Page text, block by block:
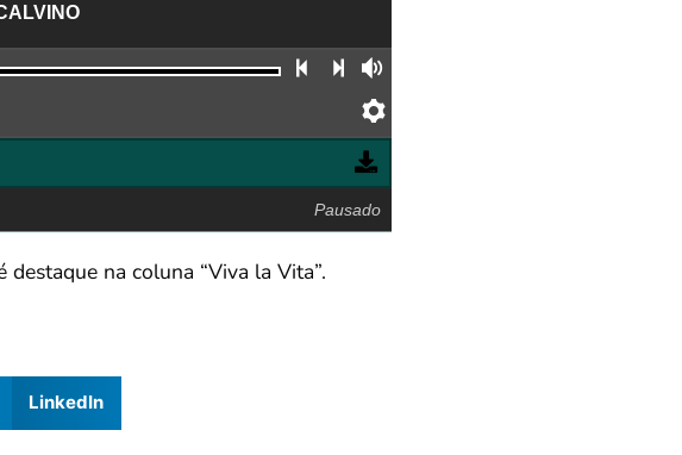
Faixa anterior
Próxima faixa
Preferências
Pausado
na coluna “Viva la Vita”.
LinkedIn